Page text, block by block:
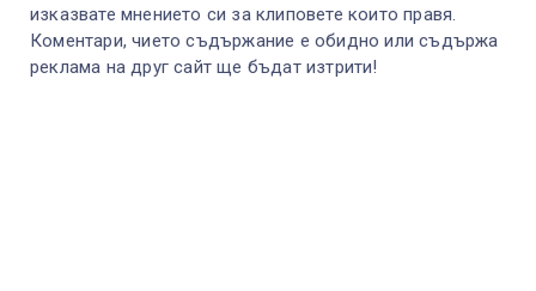
изказвате мнението си за клиповете които правя.
Коментари, чието съдържание е обидно или съдържа
реклама на друг сайт ще бъдат изтрити!